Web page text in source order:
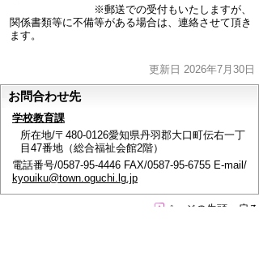
※郵送での受付もいたしますが、
関係書類等に不備等がある場合は、連絡させて頂き
ます。
更新日 2026年7月30日
お問合わせ先
学校教育課
所在地/〒480-0126愛知県丹羽郡大口町伝右一丁
目47番地（総合福祉会館2階）
電話番号/0587-95-4446 FAX/0587-95-6755 E-mail/
kyouiku@town.oguchi.lg.jp
ページの先頭へ戻る